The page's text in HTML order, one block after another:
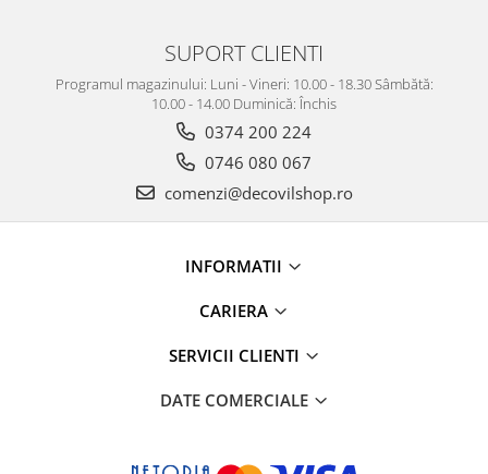
SUPORT CLIENTI
Programul magazinului: Luni - Vineri: 10.00 - 18.30 Sâmbătă:
10.00 - 14.00 Duminică: Închis
0374 200 224
0746 080 067
comenzi@decovilshop.ro
INFORMATII
CARIERA
SERVICII CLIENTI
DATE COMERCIALE